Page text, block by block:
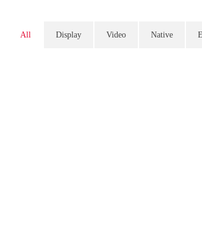
All Display Video Native